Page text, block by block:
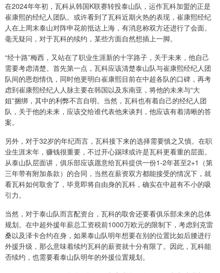
在2024年年初，瓦科从韩国K联赛转投泰山队，运作瓦科加盟的正是
崔康熙的经纪人团队。或许看到了瓦科近期火热的表现，崔康熙经纪
人在上周末泰山对阵申花前抵达上海，有消息称双方还进行了会面。
毫无疑问，对于瓦科的续约，某些方面自然想插上一脚。
“经十路”梅西，又站在了职业生涯新的十字路子，关于未来，他自己
需要考虑清楚。首先第一点，瓦科应该清楚泰山队与崔康熙经纪人团
队间的恩怨情仇，同时他更明白崔康熙目前在中超各队的口碑，再考
虑到崔康熙经纪人人脉主要在韩国以及东南亚，将他的未来与“大
姐”捆绑，其中的利弊不言自明。当然，瓦科也有着自己的经纪人团
队，关于他的未来，应该交给谁代表他来谈判，他应该有着清晰的答
案。
另外，对于32岁的年纪而言，瓦科接下来的选择需要慎之又慎。在职
业生涯末年，赚钱很重要，不过开心踢球或许是瓦科更看重的层面。
从泰山队层面讲，俱乐部应该愿意给瓦科提供一份1-2年甚至2+1（第
三年带有附加条款）的合同，当然在薪资双方都能接受的情况下，就
看瓦科如何取舍了，毕竟即将自由身的瓦科，确实在中超有不小的吸
引力。
当然，对于泰山队而言配资台，瓦科的取舍还要看俱乐部未来的总体
规划。在中超外援年薪总工资税前1000万欧元的限制下，考虑到克雷
桑以及泽卡合约在身，如果泰山队明年想要在别的位置比如后腰进行
外援升级，那么意味着续约瓦科的薪资就十分有限了。因此，瓦科能
否续约，也需要看泰山队明年的外援位置规划。